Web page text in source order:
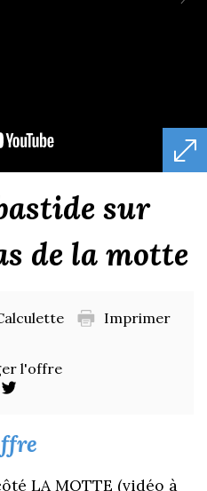
de la motte
Imprimer
l'offre
LA MOTTE (vidéo à